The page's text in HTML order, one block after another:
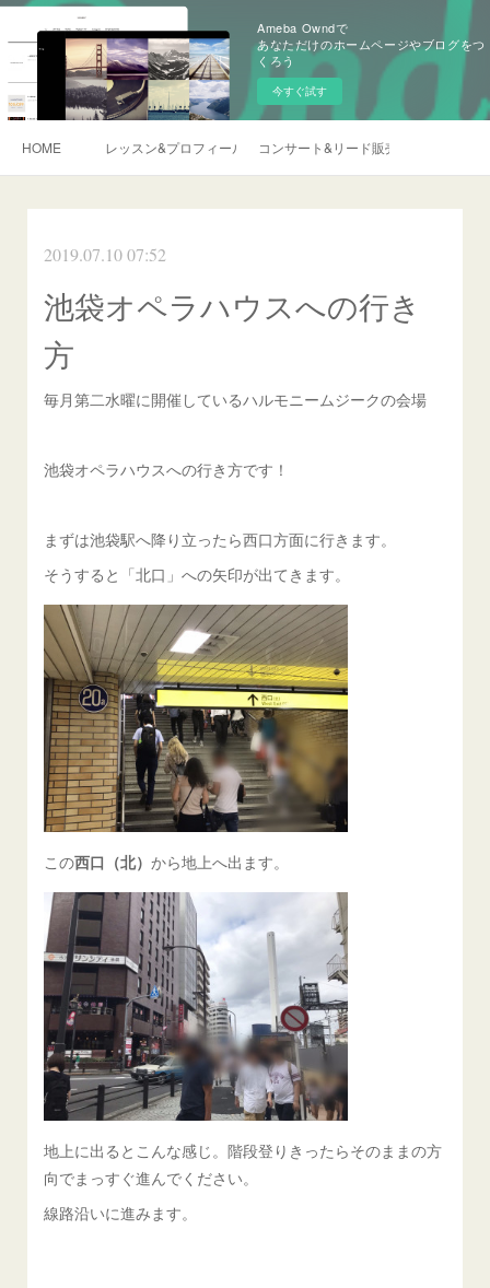
Ameba Owndで
あなただけのホームページやブログをつ
くろう
今すぐ試す
HOME レッスン&プロフィール コンサート&リード販売&ご依頼
2019.07.10 07:52
池袋オペラハウスへの行き
方
毎月第二水曜に開催しているハルモニームジークの会場
池袋オペラハウスへの行き方です！
まずは池袋駅へ降り立ったら西口方面に行きます。
そうすると「北口」への矢印が出てきます。
この西口（北）から地上へ出ます。
地上に出るとこんな感じ。階段登りきったらそのままの方
向でまっすぐ進んでください。
線路沿いに進みます。